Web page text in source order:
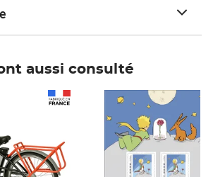
aussi consulté
Prix 7,50€